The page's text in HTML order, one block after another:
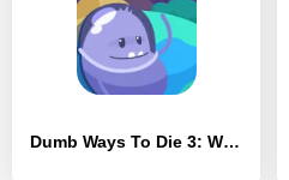
Dumb Ways To Die 3: World Tour